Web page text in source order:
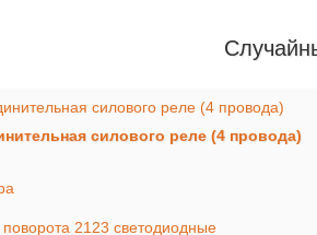
силового реле (4 провода)